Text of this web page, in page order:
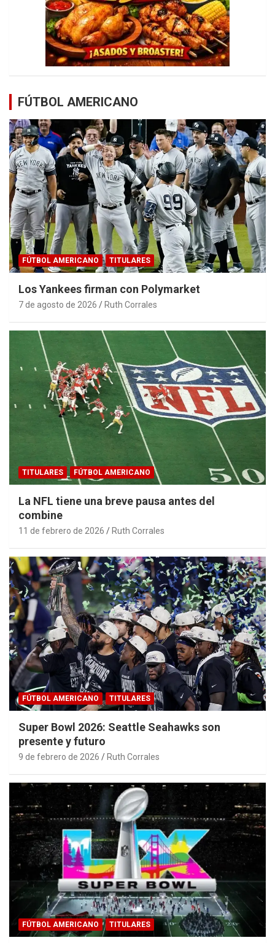
FÚTBOL AMERICANO
FÚTBOL AMERICANO TITULARES
Los Yankees firman con Polymarket
7 de agosto de 2026 Ruth Corrales
TITULARES FÚTBOL AMERICANO
La NFL tiene una breve pausa antes del
combine
11 de febrero de 2026 Ruth Corrales
FÚTBOL AMERICANO TITULARES
Super Bowl 2026: Seattle Seahawks son
presente y futuro
9 de febrero de 2026 Ruth Corrales
FÚTBOL AMERICANO TITULARES